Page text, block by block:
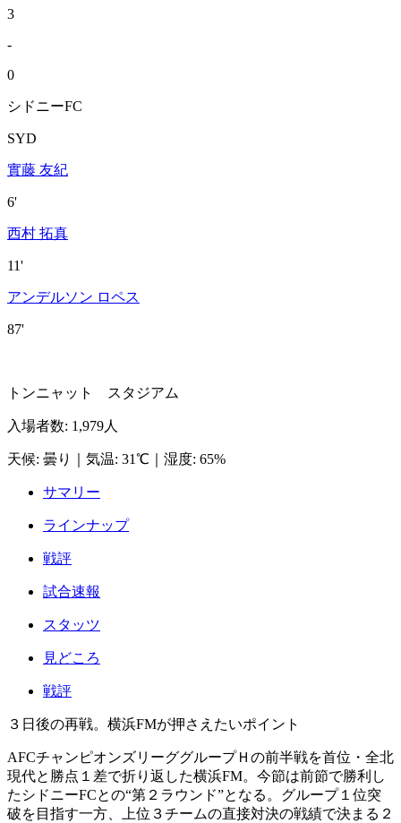
3
-
0
シドニーFC
SYD
實藤 友紀
6'
西村 拓真
11'
アンデルソン ロペス
87'
トンニャット スタジアム
入場者数: 1,979人
天候: 曇り 気温: 31℃ 湿度: 65%
サマリー
ラインナップ
戦評
試合速報
スタッツ
見どころ
戦評
３日後の再戦。横浜FMが押さえたいポイント
AFCチャンピオンズリーググループＨの前半戦を首位・全北
現代と勝点１差で折り返した横浜FM。今節は前節で勝利し
たシドニーFCとの“第２ラウンド”となる。グループ１位突
破を目指す一方、上位３チームの直接対決の戦績で決まる２